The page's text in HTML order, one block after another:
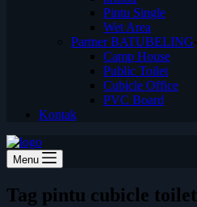
Pintu Single
Wet Area
Partner BATUBELING
Camp House
Public Toilet
Cubicle Office
PVC Board
Kontak
Menu
Tag pintu cubicle toilet